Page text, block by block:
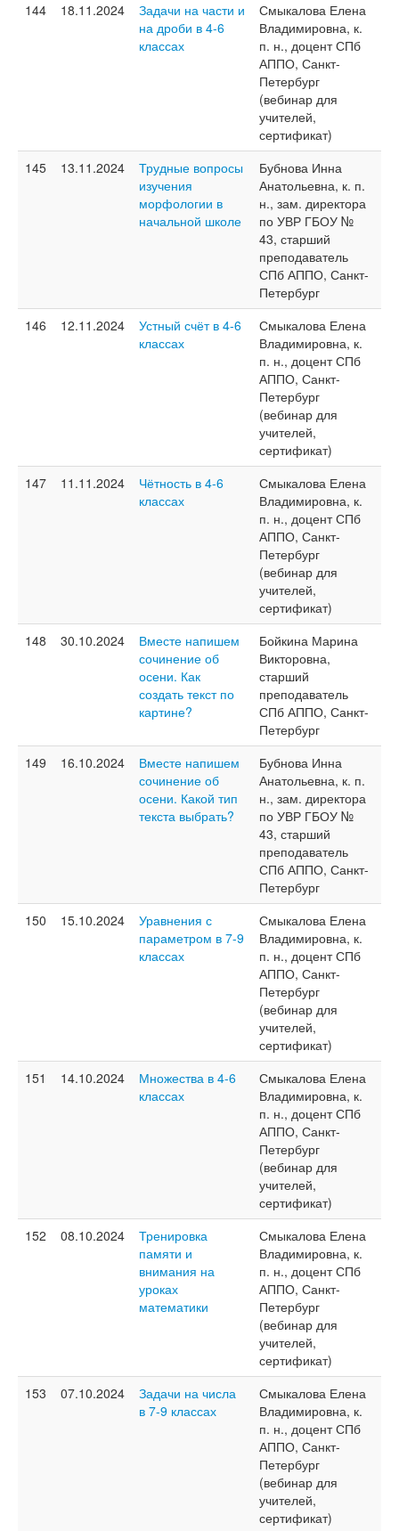
144
18.11.2024
Задачи на части и
на дроби в 4-6
классах
Смыкалова Елена
Владимировна, к.
п. н., доцент СПб
АППО, Санкт-
Петербург
(вебинар для
учителей,
сертификат)
145
13.11.2024
Трудные вопросы
изучения
морфологии в
начальной школе
Бубнова Инна
Анатольевна, к. п.
н., зам. директора
по УВР ГБОУ №
43, старший
преподаватель
СПб АППО, Санкт-
Петербург
146
12.11.2024
Устный счёт в 4-6
классах
Смыкалова Елена
Владимировна, к.
п. н., доцент СПб
АППО, Санкт-
Петербург
(вебинар для
учителей,
сертификат)
147
11.11.2024
Чётность в 4-6
классах
Смыкалова Елена
Владимировна, к.
п. н., доцент СПб
АППО, Санкт-
Петербург
(вебинар для
учителей,
сертификат)
148
30.10.2024
Вместе напишем
сочинение об
осени. Как
создать текст по
картине?
Бойкина Марина
Викторовна,
старший
преподаватель
СПб АППО, Санкт-
Петербург
149
16.10.2024
Вместе напишем
сочинение об
осени. Какой тип
текста выбрать?
Бубнова Инна
Анатольевна, к. п.
н., зам. директора
по УВР ГБОУ №
43, старший
преподаватель
СПб АППО, Санкт-
Петербург
150
15.10.2024
Уравнения с
параметром в 7-9
классах
Смыкалова Елена
Владимировна, к.
п. н., доцент СПб
АППО, Санкт-
Петербург
(вебинар для
учителей,
сертификат)
151
14.10.2024
Множества в 4-6
классах
Смыкалова Елена
Владимировна, к.
п. н., доцент СПб
АППО, Санкт-
Петербург
(вебинар для
учителей,
сертификат)
152
08.10.2024
Тренировка
памяти и
внимания на
уроках
математики
Смыкалова Елена
Владимировна, к.
п. н., доцент СПб
АППО, Санкт-
Петербург
(вебинар для
учителей,
сертификат)
153
07.10.2024
Задачи на числа
в 7-9 классах
Смыкалова Елена
Владимировна, к.
п. н., доцент СПб
АППО, Санкт-
Петербург
(вебинар для
учителей,
сертификат)